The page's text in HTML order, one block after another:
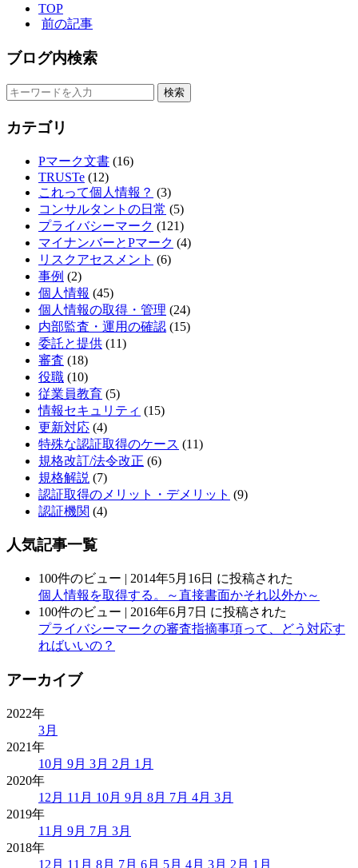
TOP
前の記事
ブログ内検索
カテゴリ
Pマーク文書 (16)
TRUSTe (12)
これって個人情報？ (3)
コンサルタントの日常 (5)
プライバシーマーク (121)
マイナンバーとPマーク (4)
リスクアセスメント (6)
事例 (2)
個人情報 (45)
個人情報の取得・管理 (24)
内部監査・運用の確認 (15)
委託と提供 (11)
審査 (18)
役職 (10)
従業員教育 (5)
情報セキュリティ (15)
更新対応 (4)
特殊な認証取得のケース (11)
規格改訂/法令改正 (6)
規格解説 (7)
認証取得のメリット・デメリット (9)
認証機関 (4)
人気記事一覧
100件のビュー | 2014年5月16日 に投稿された
個人情報を取得する。～直接書面かそれ以外か～
100件のビュー | 2016年6月7日 に投稿された
プライバシーマークの審査指摘事項って、どう対応す
ればいいの？
アーカイブ
2022年
3月
2021年
10月 9月 3月 2月 1月
2020年
12月 11月 10月 9月 8月 7月 4月 3月
2019年
11月 9月 7月 3月
2018年
12月 11月 8月 7月 6月 5月 4月 3月 2月 1月